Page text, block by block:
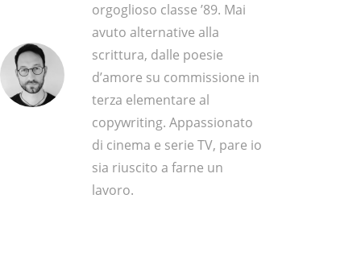
orgoglioso classe ’89. Mai
avuto alternative alla
scrittura, dalle poesie
d’amore su commissione in
terza elementare al
copywriting. Appassionato
di cinema e serie TV, pare io
sia riuscito a farne un
lavoro.